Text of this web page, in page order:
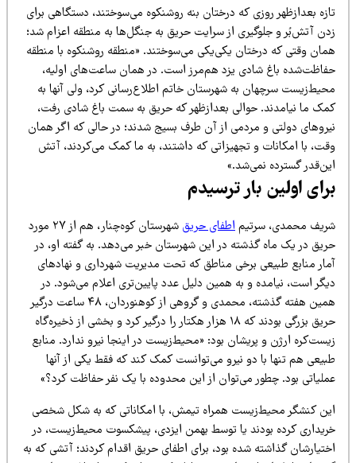
بعدازظهر روزی که درختان بنه روشنکوه می‌سوختند، دستگاهی برای
آتش‌بُر و جلوگیری از سرایت حریق به جنگل‌ها به منطقه اعزام شد؛
وقتی که درختان یکی‌یکی می‌سوختند. «منطقه روشنکوه با منطقه
باغ شادی یزد هم‌مرز است. در همان ساعت‌های اولیه،
سرچهان به شهرستان خاتم اطلاع‌رسانی کرد، ولی آنها به
ما نیامدند. حوالی بعدازظهر که حریق به سمت باغ شادی رفت،
دولتی و مردمی از آن طرف بسیج شدند؛ در حالی که اگر همان
با امکانات و تجهیزاتی که داشتند، به ما کمک می‌کردند، آتش
گسترده نمی‌شد.»
اولین بار ترسیدم
محمدی، سرتیماطفای حریق
شهرستان کوه‌چنار، هم از ۲۷ مورد
در یک ماه گذشته در این شهرستان خبر می‌دهد. به گفته او، در
منابع طبیعی برخی مناطق که تحت مدیریت شهرداری و نهادهای
است، نیامده و به همین دلیل عدد پایین‌تری اعلام می‌شود. در
همین هفته گذشته، محمدی و گروهی از کوهنوردان، ۴۸ ساعت درگیر
حریق بزرگی بودند که ۱۸ هزار هکتار را درگیر کرد و بخشی از ذخیره‌گاه
ارژن و پریشان بود: «محیط‌زیست در اینجا نیرو ندارد. منابع
هم تنها با دو نیرو می‌توانست کمک کند که فقط یکی از آنها
بود. چطور می‌توان از این محدوده با یک نفر حفاظت کرد؟»
کنشگر محیط‌زیست همراه تیمش، با امکاناتی که به شکل شخصی
کرده بودند یا توسط بهمن ایزدی، پیشکسوت محیط‌زیست، در
گذاشته شده بود، برای اطفای حریق اقدام کردند؛ آتشی که به